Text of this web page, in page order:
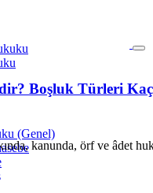
(Genel)
Boşluk Türleri
kanunda, örf ve âdet